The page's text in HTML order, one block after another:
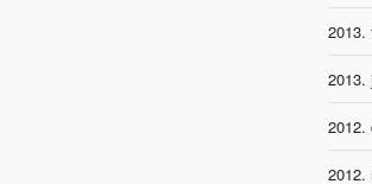
2013.
2013.
2012.
2012.